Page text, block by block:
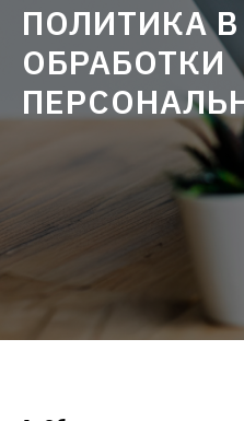
ПОЛИТИКА
ОБРАБОТКИ